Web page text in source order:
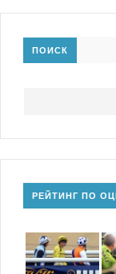
ПОИСК
РЕЙТИНГ ПО